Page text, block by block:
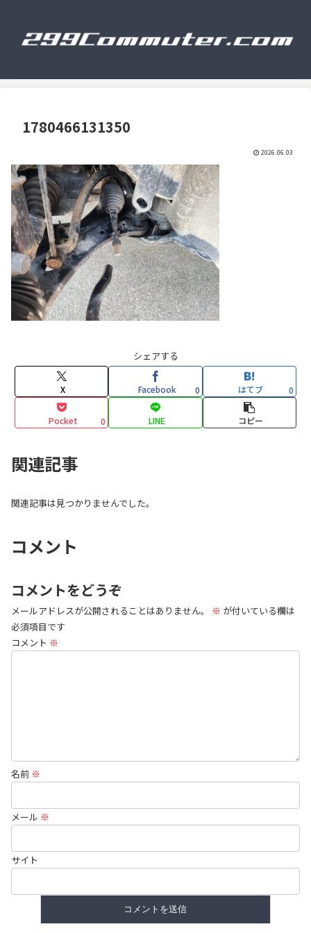
1780466131350
2026.06.03
シェアする
X Facebook 0 はてブ 0
Pocket 0 LINE コピー
関連記事
関連記事は見つかりませんでした。
コメント
コメントをどうぞ
メールアドレスが公開されることはありません。 ※ が付いている欄は
必須項目です
コメント ※
名前 ※
メール ※
サイト